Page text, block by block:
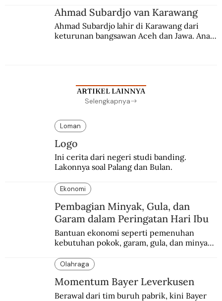
Ahmad Subardjo van Karawang
Ahmad Subardjo lahir di Karawang dari
keturunan bangsawan Aceh dan Jawa. Anak
ARTIKEL LAINNYA
Selengkapnya
Loman
Logo
Ini cerita dari negeri studi banding.
Lakonnya soal Palang dan Bulan.
Ekonomi
Pembagian Minyak, Gula, dan
Garam dalam Peringatan Hari Ibu
Bantuan ekonomi seperti pemenuhan
kebutuhan pokok, garam, gula, dan minyak
peringatan Hari Ibu.
Olahraga
Momentum Bayer Leverkusen
Berawal dari tim buruh pabrik, kini Bayer